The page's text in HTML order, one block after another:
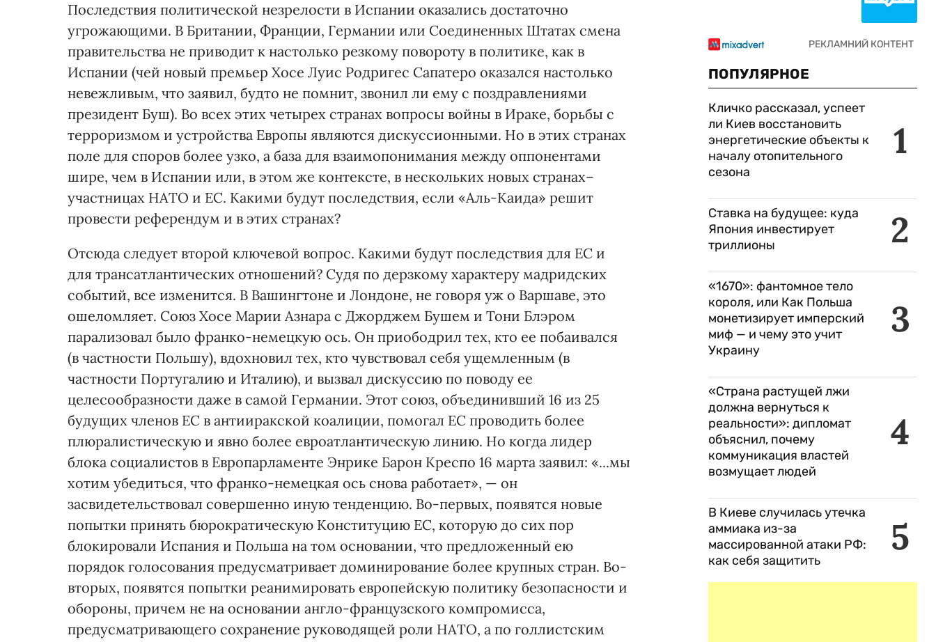
Последствия политической незрелости в Испании оказались достаточно
угрожающими. В Британии, Франции, Германии или Соединенных Штатах смена
правительства не приводит к настолько резкому повороту в политике, как в
Испании (чей новый премьер Хосе Луис Родригес Сапатеро оказался настолько
невежливым, что заявил, будто не помнит, звонил ли ему с поздравлениями
президент Буш). Во всех этих четырех странах вопросы войны в Ираке, борьбы с
терроризмом и устройства Европы являются дискуссионными. Но в этих странах
поле для споров более узко, а база для взаимопонимания между оппонентами
шире, чем в Испании или, в этом же контексте, в нескольких новых странах–
участницах НАТО и ЕС. Какими будут последствия, если «Аль-Каида» решит
провести референдум и в этих странах?
Отсюда следует второй ключевой вопрос. Какими будут последствия для ЕС и
для трансатлантических отношений? Судя по дерзкому характеру мадридских
событий, все изменится. В Вашингтоне и Лондоне, не говоря уж о Варшаве, это
ошеломляет. Союз Хосе Марии Азнара с Джорджем Бушем и Тони Блэром
парализовал было франко-немецкую ось. Он приободрил тех, кто ее побаивался
(в частности Польшу), вдохновил тех, кто чувствовал себя ущемленным (в
частности Португалию и Италию), и вызвал дискуссию по поводу ее
целесообразности даже в самой Германии. Этот союз, объединивший 16 из 25
будущих членов ЕС в антииракской коалиции, помогал ЕС проводить более
плюралистическую и явно более евроатлантическую линию. Но когда лидер
блока социалистов в Европарламенте Энрике Барон Креспо 16 марта заявил: «...мы
хотим убедиться, что франко-немецкая ось снова работает», — он
засвидетельствовал совершенно иную тенденцию. Во-первых, появятся новые
попытки принять бюрократическую Конституцию ЕС, которую до сих пор
блокировали Испания и Польша на том основании, что предложенный ею
порядок голосования предусматривает доминирование более крупных стран. Во-
вторых, появятся попытки реанимировать европейскую политику безопасности и
обороны, причем не на основании англо-французского компромисса,
предусматривающего сохранение руководящей роли НАТО, а по голлистским
ПОПУЛЯРНОЕ
1
Кличко рассказал, успеет
ли Киев восстановить
энергетические объекты к
началу отопительного
сезона
2
Ставка на будущее: куда
Япония инвестирует
триллионы
3
«1670»: фантомное тело
короля, или Как Польша
монетизирует имперский
миф — и чему это учит
Украину
4
«Страна растущей лжи
должна вернуться к
реальности»: дипломат
объяснил, почему
коммуникация властей
возмущает людей
5
В Киеве случилась утечка
аммиака из-за
массированной атаки РФ:
как себя защитить